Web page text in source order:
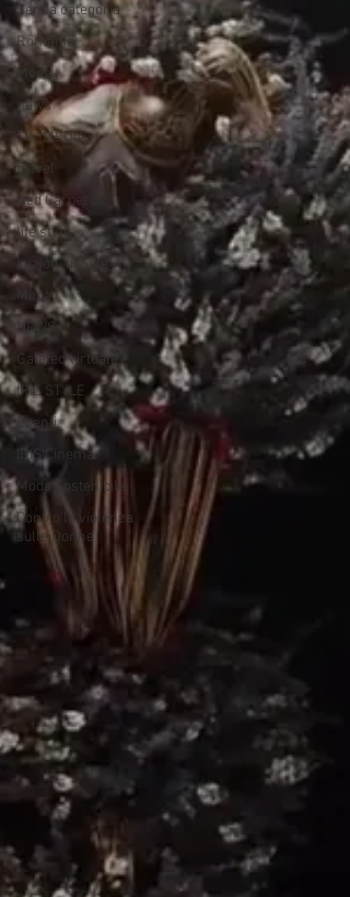
Senza categoria
Romania
Moda
news
TV/ MEDIA
travel
Red Carpet
life style
Lezioni di Stile
Moda
NEWS
Galateo virtuale
IRIS STYLE
Eventi
IRIS Cinema
Moda Sostenibile
Contro la violenza
sulle Donne